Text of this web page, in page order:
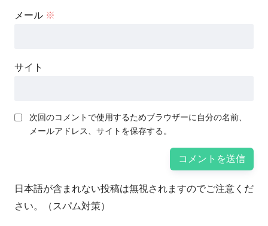
メール ※
サイト
次回のコメントで使用するためブラウザーに自分の名前、
メールアドレス、サイトを保存する。
日本語が含まれない投稿は無視されますのでご注意くだ
さい。（スパム対策）